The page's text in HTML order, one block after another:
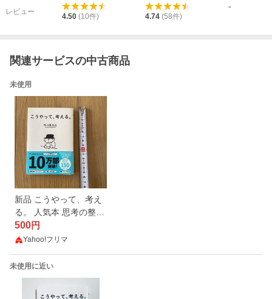
著
レビュー
4.50 (10件) 4.74 (58件)
-
関連サービスの中古商品
未使用
新品 こうやって、考え
る。 人気本 思考の整理
学 ベストセラー
500円
Yahoo!フリマ
未使用に近い